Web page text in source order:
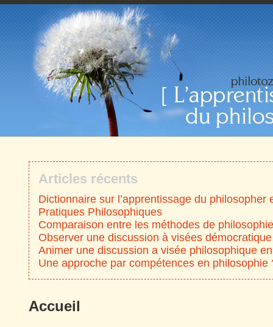
Articles récents
Dictionnaire sur l’apprentissage du philosopher
Pratiques Philosophiques
Comparaison entre les méthodes de
Observer une discussion à visées
Animer une discussion a visée philosophique
Une approche par compétences en philosophie
Accueil